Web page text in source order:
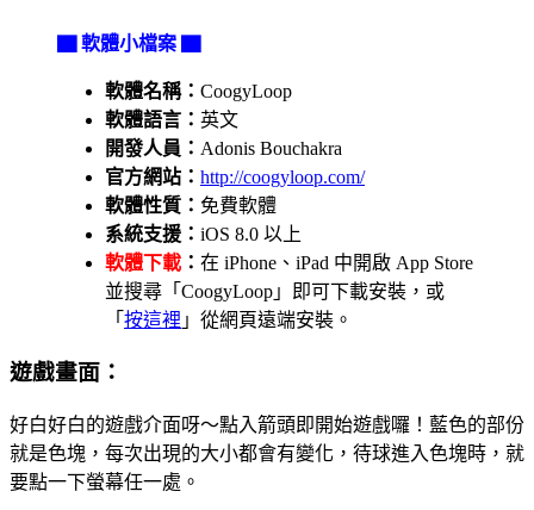
▇ 軟體小檔案 ▇
軟體名稱： CoogyLoop
軟體語言： 英文
開發人員： Adonis Bouchakra
官方網站： http://coogyloop.com/
軟體性質： 免費軟體
系統支援： iOS 8.0 以上
軟體下載 ： 在 iPhone、iPad 中開啟 App Store
並搜尋「CoogyLoop」即可下載安裝，或
「 按這裡 」從網頁遠端安裝。
遊戲畫面：
好白好白的遊戲介面呀～點入箭頭即開始遊戲囉！藍色的部份
就是色塊，每次出現的大小都會有變化，待球進入色塊時，就
要點一下螢幕任一處。